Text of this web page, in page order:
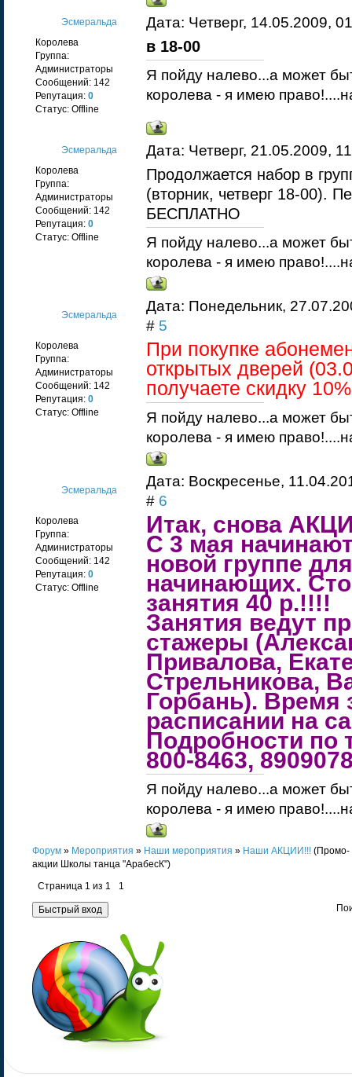
Эсмеральда Дата: Четверг, 14.05.2009,
Королева
Группа:
Администраторы
Сообщений: 142
Репутация: 0
Статус: Offline
в 18-00
Я пойду налево...а может
королева - я имею
Эсмеральда Дата: Четверг, 21.05.2009,
Королева
Группа:
Администраторы
Сообщений: 142
Репутация: 0
Статус: Offline
Продолжается набор в
(вторник, четверг 18-00).
БЕСПЛАТНО
Я пойду налево...а может
королева - я имею
Эсмеральда
Дата: Понедельник,
# 5
Королева
Группа:
Администраторы
Сообщений: 142
Репутация: 0
Статус: Offline
При покупке
открытых дверей
получаете скидку
Я пойду налево...а может
королева - я имею
Эсмеральда
Дата: Воскресенье,
# 6
Королева
Группа:
Администраторы
Сообщений: 142
Репутация: 0
Статус: Offline
Итак, снова
С 3 мая
новой группе для
начинающих.
занятия 40 р.!!!!
Занятия ведут
стажеры
Привалова,
Стрельникова,
Горбань). Время
расписании на
Подробности по
800-8463,
Я пойду налево...а может
королева - я имею
Форум » Мероприятия » Наши мероприятия » Наши АКЦИИ!!! (Промо-
акции Школы танца "АрабесК")
Страница 1 из 1
1